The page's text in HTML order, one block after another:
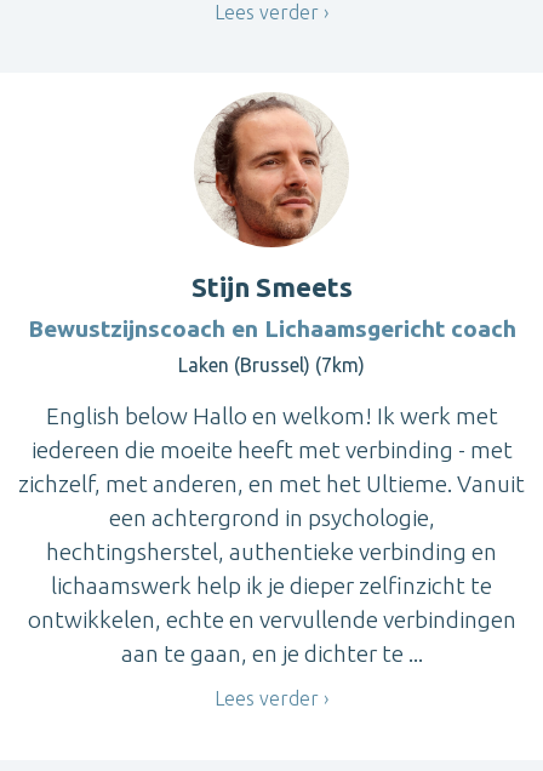
Lees verder
Stijn Smeets
Bewustzijnscoach en Lichaamsgericht coach
Laken (Brussel) (7km)
English below Hallo en welkom! Ik werk met
iedereen die moeite heeft met verbinding - met
zichzelf, met anderen, en met het Ultieme. Vanuit
een achtergrond in psychologie,
hechtingsherstel, authentieke verbinding en
lichaamswerk help ik je dieper zelfinzicht te
ontwikkelen, echte en vervullende verbindingen
aan te gaan, en je dichter te ...
Lees verder